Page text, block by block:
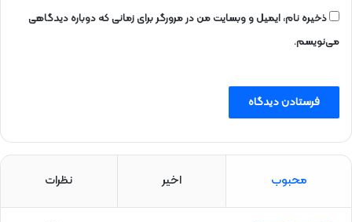
ذخیره نام، ایمیل و وبسایت من در مرورگر برای زمانی که دوباره دیدگاهی
می‌نویسم.
محبوب اخیر نظرات